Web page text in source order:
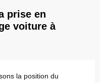
prise en
voiture à
la position du